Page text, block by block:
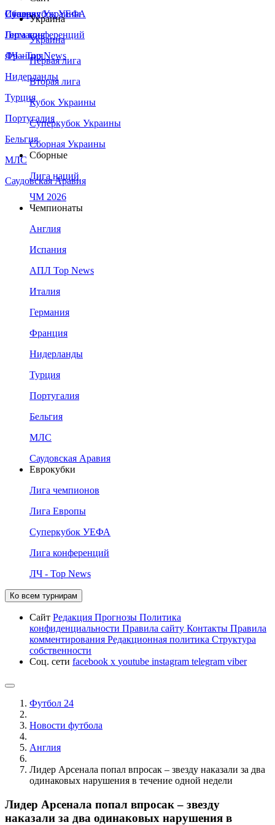
Сборная Украины
Италия
Германия
Франция
Нидерланды
Турция
Португалия
Бельгия
МЛС
Саудовская Аравия
Суперкубок УЕФА
Лига конференций
ЛЧ - Top News
Украина
Украина
Первая лига
Вторая лига
Кубок Украины
Суперкубок Украины
Сборная Украины
Сборные
Лига наций
ЧМ 2026
Чемпионаты
Англия
Испания
АПЛ Top News
Италия
Германия
Франция
Нидерланды
Турция
Португалия
Бельгия
МЛС
Саудовская Аравия
Еврокубки
Лига чемпионов
Лига Европы
Суперкубок УЕФА
Лига конференций
ЛЧ - Top News
Ко всем турнирам
Сайт Редакция Прогнозы Политика
конфиденциальности Правила сайту Контакты Правила
комментирования Редакционная политика Структура
собственности
Соц. сети facebook x youtube instagram telegram viber
Футбол 24
Новости футбола
Англия
Лидер Арсенала попал впросак – звезду наказали за два
одинаковых нарушения в течение одной недели
Лидер Арсенала попал впросак – звезду
наказали за два одинаковых нарушения в